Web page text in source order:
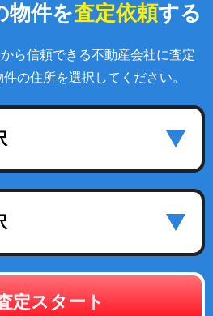
物件を査定依頼する
ら信頼できる不動産会社に査定
の住所を選択してください。
定スタート